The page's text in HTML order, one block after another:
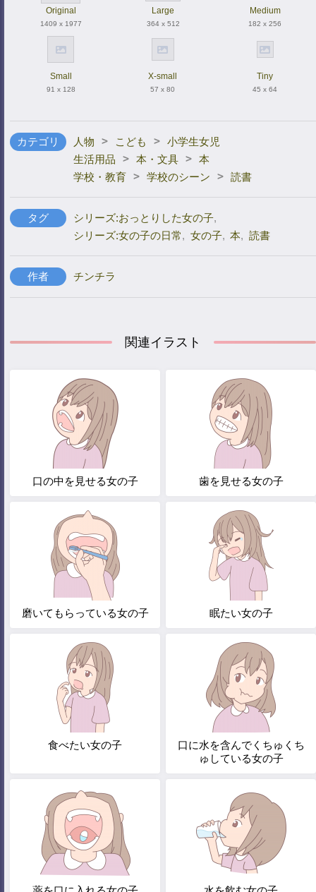
Original
1409 x 1977
Large
364 x 512
Medium
182 x 256
Small
91 x 128
X-small
57 x 80
Tiny
45 x 64
カテゴリ 人物 > こども > 小学生女児
生活用品
> 本・文具 > 本
学校・教育 > 学校のシーン > 読書
タグ シリーズ:おっとりした女の子,
シリーズ:女の子の日常, 女の子, 本, 読書
作者 チンチラ
関連イラスト
口の中を見せる女の子 歯を見せる女の子
磨いてもらっている女の子 眠たい女の子
食べたい女の子
口に水を含んでくちゅくち
ゅしている女の子